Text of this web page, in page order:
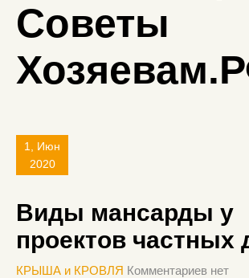
Советы
1, Июн
2020
Виды мансарды у
проектов частных
КРЫША и КРОВЛЯ Комментариев нет